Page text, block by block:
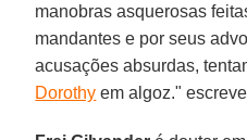
manobras asquerosas
mandantes e por seus
acusações absurdas,
Dorothy em algoz."